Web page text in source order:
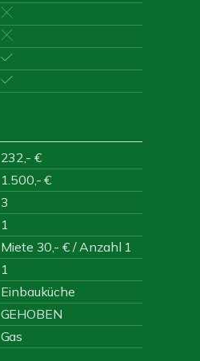
232,- €
1.500,- €
3
1
Miete 30,- € / Anzahl 1
1
Einbauküche
GEHOBEN
Gas